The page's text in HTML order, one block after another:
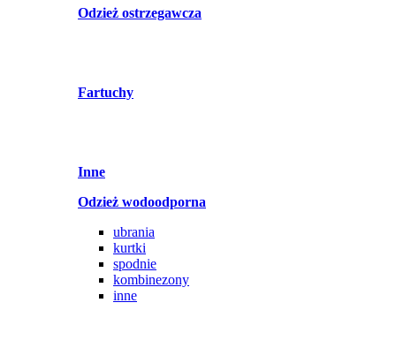
Odzież ostrzegawcza
Fartuchy
Inne
Odzież wodoodporna
ubrania
kurtki
spodnie
kombinezony
inne